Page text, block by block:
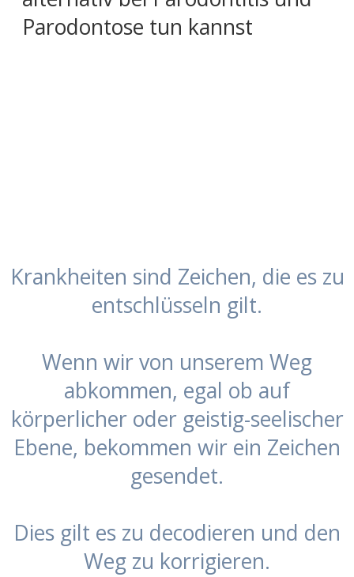
Parodontose tun kannst
Krankheiten sind Zeichen, die es zu
entschlüsseln gilt.
Wenn wir von unserem Weg
abkommen, egal ob auf
körperlicher oder geistig-seelischer
Ebene, bekommen wir ein Zeichen
gesendet.
Dies gilt es zu decodieren und den
Weg zu korrigieren.